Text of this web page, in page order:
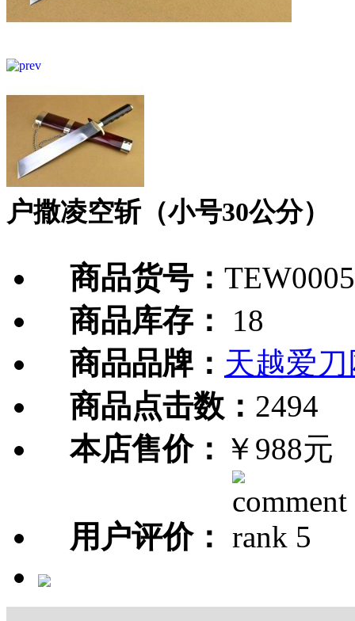
户撒凌空斩（小号30公分）
商品货号：
商品库存：
18
商品品牌： 天越爱
商品点击数： 2494
本店售价： ￥988元
用户评价：